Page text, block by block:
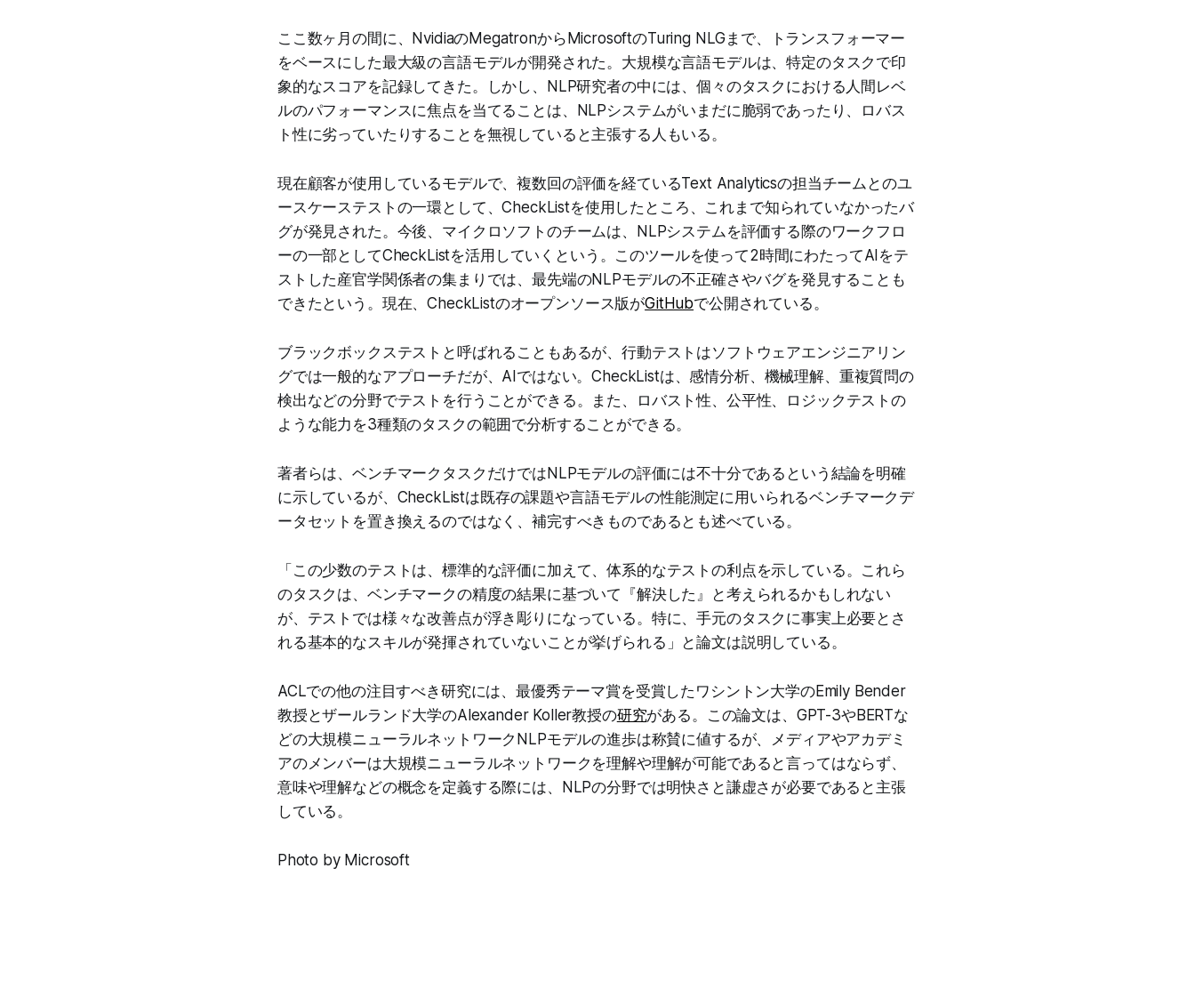
ここ数ヶ月の間に、NvidiaのMegatronからMicrosoftのTuring NLGまで、トランスフォーマー
をベースにした最大級の言語モデルが開発された。大規模な言語モデルは、特定のタスクで印
象的なスコアを記録してきた。しかし、NLP研究者の中には、個々のタスクにおける人間レベ
ルのパフォーマンスに焦点を当てることは、NLPシステムがいまだに脆弱であったり、ロバス
ト性に劣っていたりすることを無視していると主張する人もいる。
現在顧客が使用しているモデルで、複数回の評価を経ているText Analyticsの担当チームとのユ
ースケーステストの一環として、CheckListを使用したところ、これまで知られていなかったバ
グが発見された。今後、マイクロソフトのチームは、NLPシステムを評価する際のワークフロ
ーの一部としてCheckListを活用していくという。このツールを使って2時間にわたってAIをテ
ストした産官学関係者の集まりでは、最先端のNLPモデルの不正確さやバグを発見することも
できたという。現在、CheckListのオープンソース版がGitHubで公開されている。
ブラックボックステストと呼ばれることもあるが、行動テストはソフトウェアエンジニアリン
グでは一般的なアプローチだが、AIではない。CheckListは、感情分析、機械理解、重複質問の
検出などの分野でテストを行うことができる。また、ロバスト性、公平性、ロジックテストの
ような能力を3種類のタスクの範囲で分析することができる。
著者らは、ベンチマークタスクだけではNLPモデルの評価には不十分であるという結論を明確
に示しているが、CheckListは既存の課題や言語モデルの性能測定に用いられるベンチマークデ
ータセットを置き換えるのではなく、補完すべきものであるとも述べている。
「この少数のテストは、標準的な評価に加えて、体系的なテストの利点を示している。これら
のタスクは、ベンチマークの精度の結果に基づいて『解決した』と考えられるかもしれない
が、テストでは様々な改善点が浮き彫りになっている。特に、手元のタスクに事実上必要とさ
れる基本的なスキルが発揮されていないことが挙げられる」と論文は説明している。
ACLでの他の注目すべき研究には、最優秀テーマ賞を受賞したワシントン大学のEmily Bender
教授とザールランド大学のAlexander Koller教授の研究がある。この論文は、GPT-3やBERTな
どの大規模ニューラルネットワークNLPモデルの進歩は称賛に値するが、メディアやアカデミ
アのメンバーは大規模ニューラルネットワークを理解や理解が可能であると言ってはならず、
意味や理解などの概念を定義する際には、NLPの分野では明快さと謙虚さが必要であると主張
している。
Photo by Microsoft